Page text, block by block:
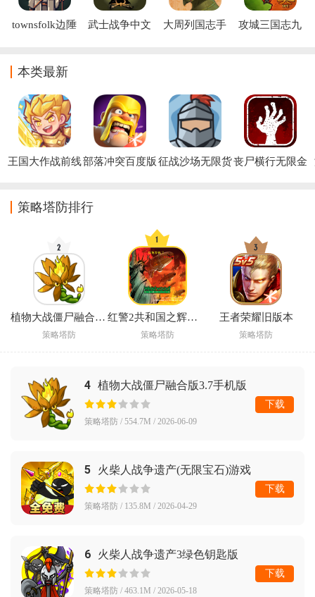
townsfolk边陲
武士战争中文
大周列国志手
攻城三国志九
本类最新
王国大作战前线部落冲突百度版 征战沙场无限货丧尸横行无限金
策略塔防排行
植物大战僵尸融合版3.8辅助菜单版(PlantsVsZombiesRH)
策略塔防
红警2共和国之辉手机版下载
策略塔防
王者荣耀旧版本
策略塔防
4 植物大战僵尸融合版3.7手机版
(PlantsVsZombiesRH)
策略塔防 / 554.7M / 2026-06-09
下载
5 火柴人战争遗产(无限宝石)游戏
策略塔防 / 135.8M / 2026-04-29
下载
6 火柴人战争遗产3绿色钥匙版
策略塔防 / 463.1M / 2026-05-18
下载